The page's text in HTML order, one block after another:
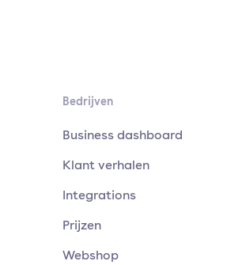
Bedrijven
Business dashboard
Klant verhalen
Integrations
Prijzen
Webshop